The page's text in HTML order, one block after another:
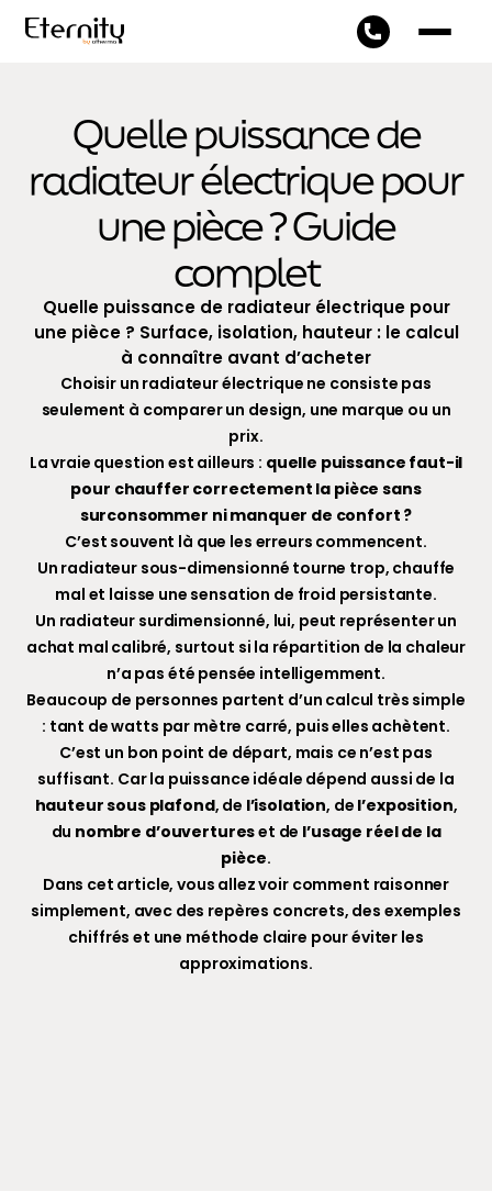
Quelle puissance de
radiateur électrique pour
une pièce ? Guide
complet
Quelle puissance de radiateur électrique pour
une pièce ? Surface, isolation, hauteur : le calcul
à connaître avant d’acheter
Choisir un radiateur électrique ne consiste pas
seulement à comparer un design, une marque ou un
prix.
La vraie question est ailleurs : quelle puissance faut-il
pour chauffer correctement la pièce sans
surconsommer ni manquer de confort ?
C’est souvent là que les erreurs commencent.
Un radiateur sous-dimensionné tourne trop, chauffe
mal et laisse une sensation de froid persistante.
Un radiateur surdimensionné, lui, peut représenter un
achat mal calibré, surtout si la répartition de la chaleur
n’a pas été pensée intelligemment.
Beaucoup de personnes partent d’un calcul très simple
: tant de watts par mètre carré, puis elles achètent.
C’est un bon point de départ, mais ce n’est pas
suffisant. Car la puissance idéale dépend aussi de la
hauteur sous plafond, de l’isolation, de l’exposition,
du nombre d’ouvertureset de l’usage réel de la
pièce.
Dans cet article, vous allez voir comment raisonner
simplement, avec des repères concrets, des exemples
chiffrés et une méthode claire pour éviter les
approximations.